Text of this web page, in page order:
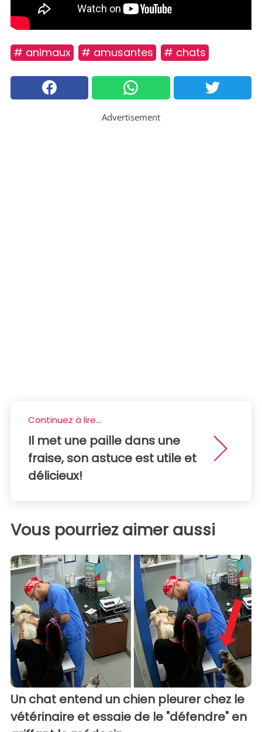
# animaux # amusantes # chats
Advertisement
Continuez à lire...
Il met une paille dans une
fraise, son astuce est utile et
délicieux!
Vous pourriez aimer aussi
Un chat entend un chien pleurer chez le
vétérinaire et essaie de le "défendre" en